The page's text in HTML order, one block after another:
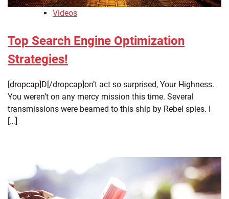
Videos
Top Search Engine Optimization
Strategies!
[dropcap]D[/dropcap]on’t act so surprised, Your Highness.
You weren’t on any mercy mission this time. Several
transmissions were beamed to this ship by Rebel spies. I
[…]